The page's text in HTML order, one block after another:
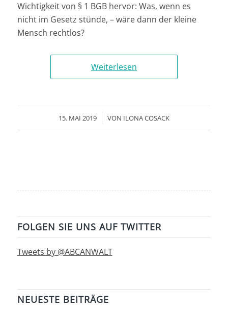
Wichtigkeit von § 1 BGB hervor: Was, wenn es
nicht im Gesetz stünde, – wäre dann der kleine
Mensch rechtlos?
Weiterlesen
15. MAI 2019
/ VON ILONA COSACK
FOLGEN SIE UNS AUF TWITTER
Tweets by @ABCANWALT
NEUESTE BEITRÄGE